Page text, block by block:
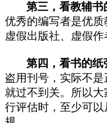
第三，看教辅
优秀的编写者是优
虚假出版社、虚假作
第四，看书的纸
盗用刊号，实际不
就过不到关。所以
行评估时，至少可